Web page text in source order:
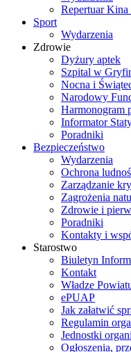
Repertuar
Sport
Wydarzenia
Zdrowie
Dyżury aptek
Szpital w
Nocna i
Narodowy
Harmonogram
Informator
Poradniki
Bezpieczeństwo
Wydarzenia
Ochrona
Zarządzanie
Zagrożenia
Zdrowie i
Poradniki
Kontakty i
Starostwo
Biuletyn
Kontakt
Władze
ePUAP
Jak załatwić
Regulamin
Jednostki
Ogłoszenia,